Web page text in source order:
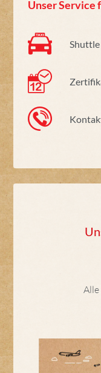
Unser Service
Shuttle
Alle